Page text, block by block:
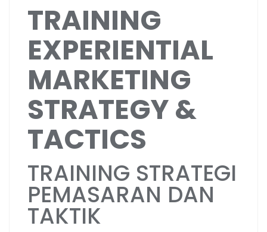
TRAINING
EXPERIENTIAL
MARKETING
STRATEGY &
TACTICS
TRAINING STRATEGI
PEMASARAN DAN
TAKTIK